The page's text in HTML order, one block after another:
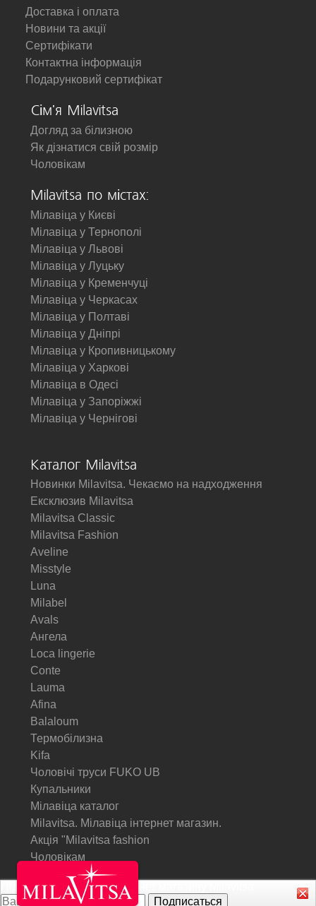
Доставка і оплата
Новини та акції
Сертифікати
Контактна інформація
Подарунковий сертифікат
Сім'я Milavitsa
Догляд за білизною
Як дізнатися свій розмір
Чоловікам
Milavitsa по містах:
Мілавіца у Києві
Мілавіца у Тернополі
Мілавіца у Львові
Мілавіца у Луцьку
Мілавіца у Кременчуці
Мілавіца у Черкасах
Мілавіца у Полтаві
Мілавіца у Дніпрі
Мілавіца у Кропивницькому
Мілавіца у Харкові
Мілавіца в Одесі
Мілавіца у Запоріжжі
Мілавіца у Чернігові
Каталог Milavitsa
Новинки Milavitsa. Чекаємо на надходження
Ексклюзив Milavitsa
Milavitsa Classic
Milavitsa Fashion
Aveline
Misstyle
Luna
Milabel
Avals
Ангела
Loca lingerie
Conte
Lauma
Afina
Balaloum
Термобілизна
Kifa
Чоловічі труси FUKO UB
Купальники
Мілавіца каталог
Milavitsa. Мілавіца інтернет магазин.
Акція "Milavitsa fashion
Чоловікам
Підписатися на Акції інтернет магазину
© Milavitsa.